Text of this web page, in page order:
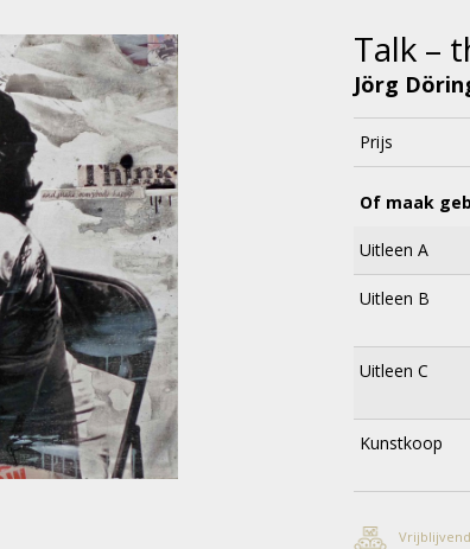
Talk –
Jörg
Prijs
Of maak
Uitleen A
Uitleen B
Uitleen C
Kunstkoop